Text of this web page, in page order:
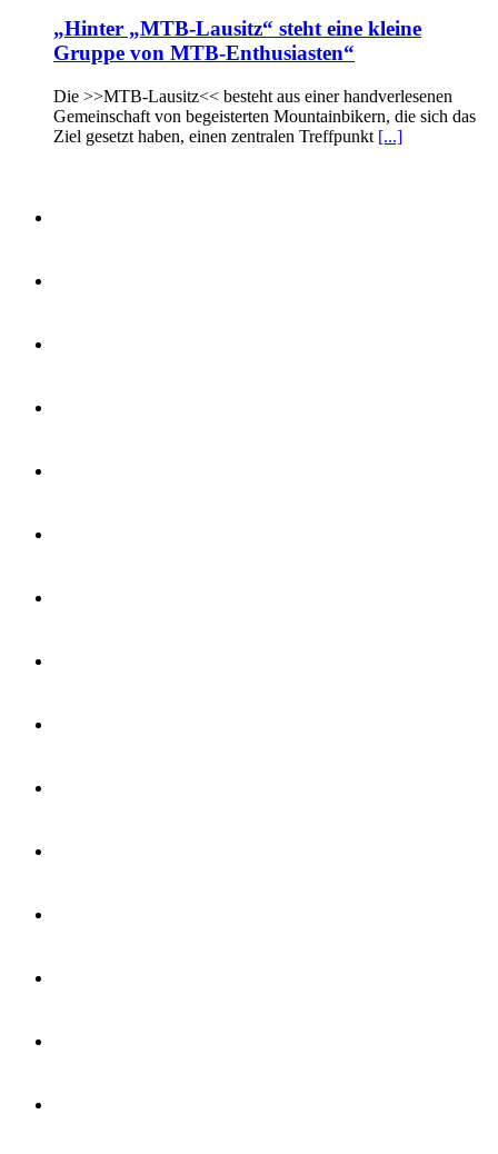
„Hinter „MTB-Lausitz“ steht eine kleine
Gruppe von MTB-Enthusiasten“
Die >>MTB-Lausitz<< besteht aus einer handverlesenen
Gemeinschaft von begeisterten Mountainbikern, die sich das
Ziel gesetzt haben, einen zentralen Treffpunkt [...]